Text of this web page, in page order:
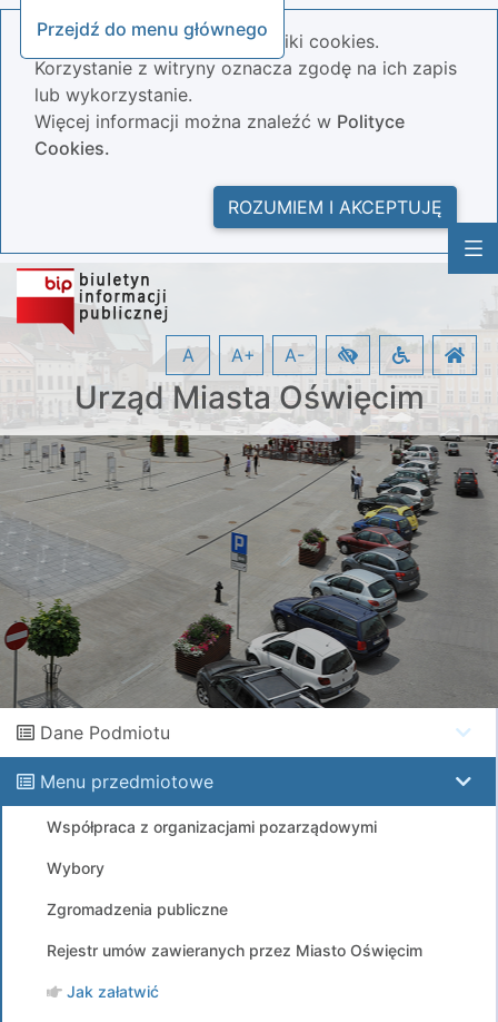
Przejdź do menu głównego
Nasza strona wykorzystuje pliki cookies.
Korzystanie z witryny oznacza zgodę na ich zapis
lub wykorzystanie.
Więcej informacji można znaleźć w Polityce
Cookies.
ROZUMIEM I AKCEPTUJĘ
Urząd Miasta Oświęcim
A A+ A-
Dane Podmiotu
Menu przedmiotowe
Współpraca z organizacjami pozarządowymi
Wybory
Zgromadzenia publiczne
Rejestr umów zawieranych przez Miasto Oświęcim
Jak załatwić